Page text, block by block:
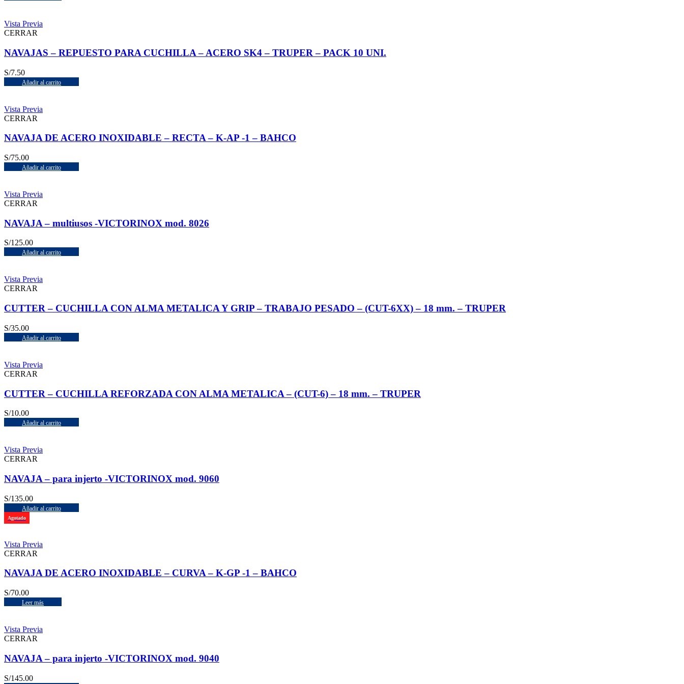
Vista Previa
CERRAR
NAVAJAS – REPUESTO PARA CUCHILLA – ACERO SK4 – TRUPER – PACK 10 UNI.
S/7.50
Añadir al carrito
Vista Previa
CERRAR
NAVAJA DE ACERO INOXIDABLE – RECTA – K-AP -1 – BAHCO
S/75.00
Añadir al carrito
Vista Previa
CERRAR
NAVAJA – multiusos -VICTORINOX mod. 8026
S/125.00
Añadir al carrito
Vista Previa
CERRAR
CUTTER – CUCHILLA CON ALMA METALICA Y GRIP – TRABAJO PESADO – (CUT-6XX) – 18 mm. – TRUPER
S/35.00
Añadir al carrito
Vista Previa
CERRAR
CUTTER – CUCHILLA REFORZADA CON ALMA METALICA – (CUT-6) – 18 mm. – TRUPER
S/10.00
Añadir al carrito
Vista Previa
CERRAR
NAVAJA – para injerto -VICTORINOX mod. 9060
S/135.00
Añadir al carrito
Agotado
Vista Previa
CERRAR
NAVAJA DE ACERO INOXIDABLE – CURVA – K-GP -1 – BAHCO
S/70.00
Leer más
Vista Previa
CERRAR
NAVAJA – para injerto -VICTORINOX mod. 9040
S/145.00